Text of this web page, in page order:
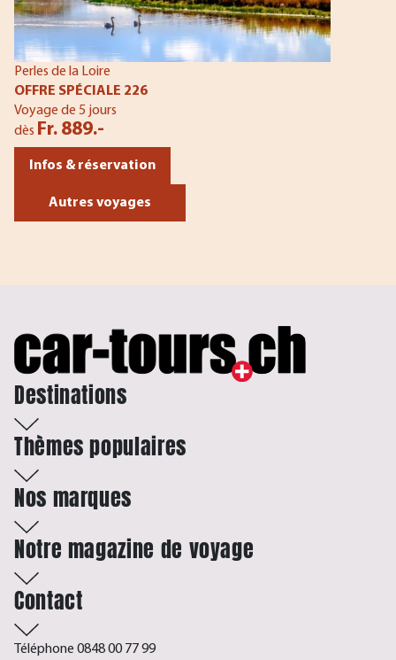
Perles de la Loire
OFFRE SPÉCIALE 226
Voyage de 5 jours
dès Fr. 889.-
Infos & réservation
Autres voyages
Destinations
Thèmes populaires
Nos marques
Notre magazine de voyage
Contact
Téléphone 0848 00 77 99